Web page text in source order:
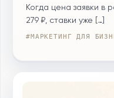
Когда цена заявки в
279 ₽, ставки уже […]
#МАРКЕТИНГ ДЛЯ